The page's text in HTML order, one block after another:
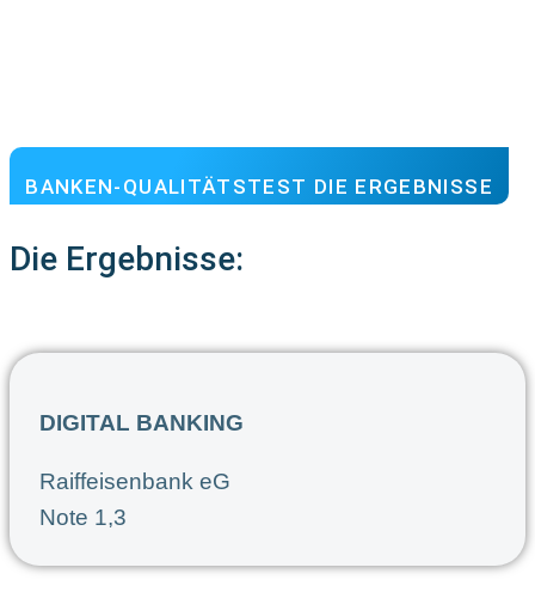
BANKEN-QUALITÄTSTEST DIE ERGEBNISSE
Die Ergebnisse:
DIGITAL BANKING
Raiffeisenbank eG
Note 1,3